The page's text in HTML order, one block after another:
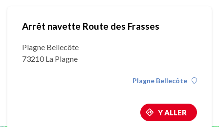
Arrêt navette Route des Frasses
Plagne Bellecôte
73210 La Plagne
Plagne Bellecôte
Y ALLER